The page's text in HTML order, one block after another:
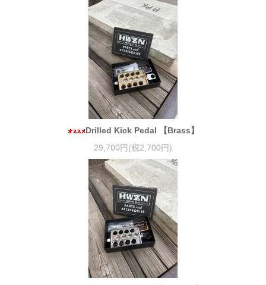
Drilled Kick Pedal 【Brass】
29,700円(税2,700円)